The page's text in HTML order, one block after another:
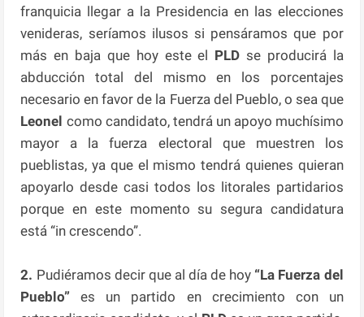
franquicia llegar a la Presidencia en las elecciones
venideras, seríamos ilusos si pensáramos que por
más en baja que hoy este el PLD se producirá la
abducción total del mismo en los porcentajes
necesario en favor de la Fuerza del Pueblo, o sea que
Leonel como candidato, tendrá un apoyo muchísimo
mayor a la fuerza electoral que muestren los
pueblistas, ya que el mismo tendrá quienes quieran
apoyarlo desde casi todos los litorales partidarios
porque en este momento su segura candidatura
está “in crescendo”.
2. Pudiéramos decir que al día de hoy “La Fuerza del
Pueblo” es un partido en crecimiento con un